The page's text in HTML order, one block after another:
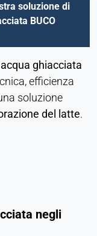
soluzione di
BUCO
ghiacciata
efficienza
soluzione
del latte.
negli